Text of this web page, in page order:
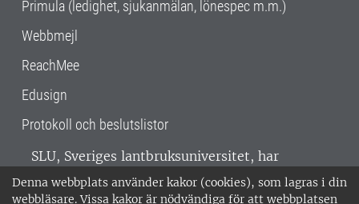
Denna webbplats använder kakor (cookies), som lagras i din
webbläsare. Vissa kakor är nödvändiga för att webbplatsen
Primula (ledighet, sjukanmälan, lönespec m.m.)
Webbmejl
ReachMee
Edusign
Protokoll och beslutslistor
SLU, Sveriges lantbruksuniversitet, har
verksamhet över hela Sverige. Huvudorter är
Alnarp, Uppsala och Umeå.SLU är